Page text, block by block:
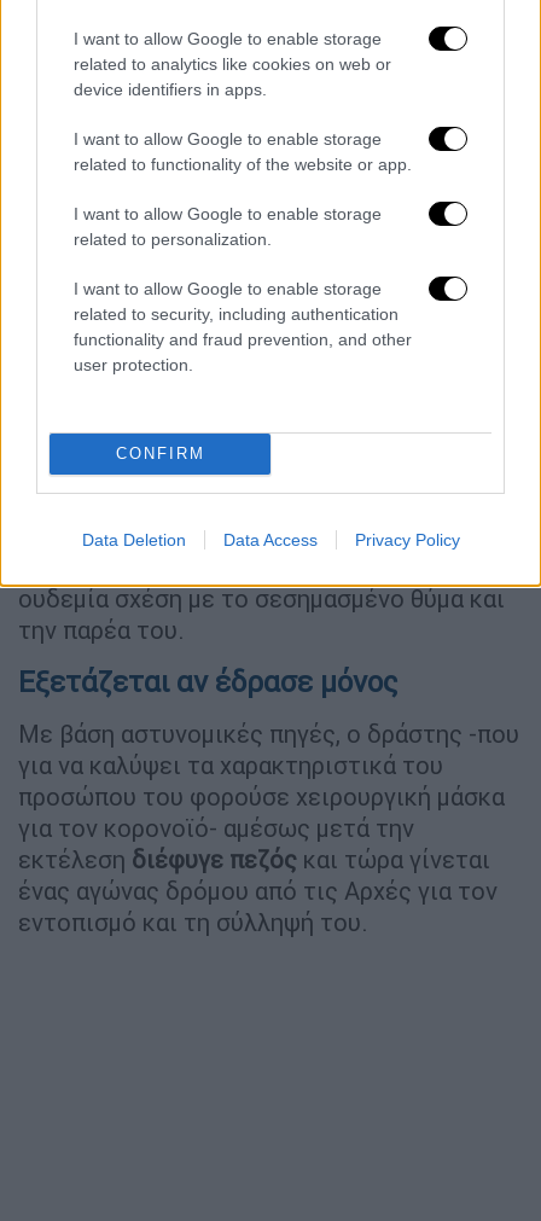
I want to allow Google to enable storage
related to analytics like cookies on web or
device identifiers in apps.
I want to allow Google to enable storage
related to functionality of the website or app.
I want to allow Google to enable storage
related to personalization.
I want to allow Google to enable storage
related to security, including authentication
functionality and fraud prevention, and other
user protection.
CONFIRM
Data Deletion Data Access Privacy Policy
Μέσα σε μόλιςτέσσερα δευτερόλεπταέριξε
επτά φορές , με τις δύο σφαίρες να βρίσκουν
κεφάλιτον41χρονο
ήταν πιθανότατα ο
μόνοςτου στόχος.
Ο 41χρονος, αλβανικής καταγωγής, που είναι
σεσημασμένοςγια ληστεία, ναρκωτικά και
σημείο. Από τα πυράτραυματίστηκε σοβαρά
ένας 43χρονοςομοεθνής του, με τον οποίο
ήταν στο ίδιο τραπέζι, αλλά
Οι σφαίρες έπληξαν στην κοιλιά και μία
σοβαρή κατάσταση. Η γυναίκα είχε πάει στη
ουδεμία σχέση με το σεσημασμένο θύμα και
την παρέα του.
Εξετάζεται αν έδρασε μόνος
Με βάση αστυνομικές πηγές, ο δράστης -που
για να καλύψει τα χαρακτηριστικά του
προσώπου του φορούσε χειρουργική μάσκα
για τον κορονοϊό- αμέσως μετά την
εκτέλεση διέφυγε πεζός και τώρα γίνεται
ένας αγώνας δρόμου από τις Αρχές για τον
εντοπισμό και τη σύλληψή του.